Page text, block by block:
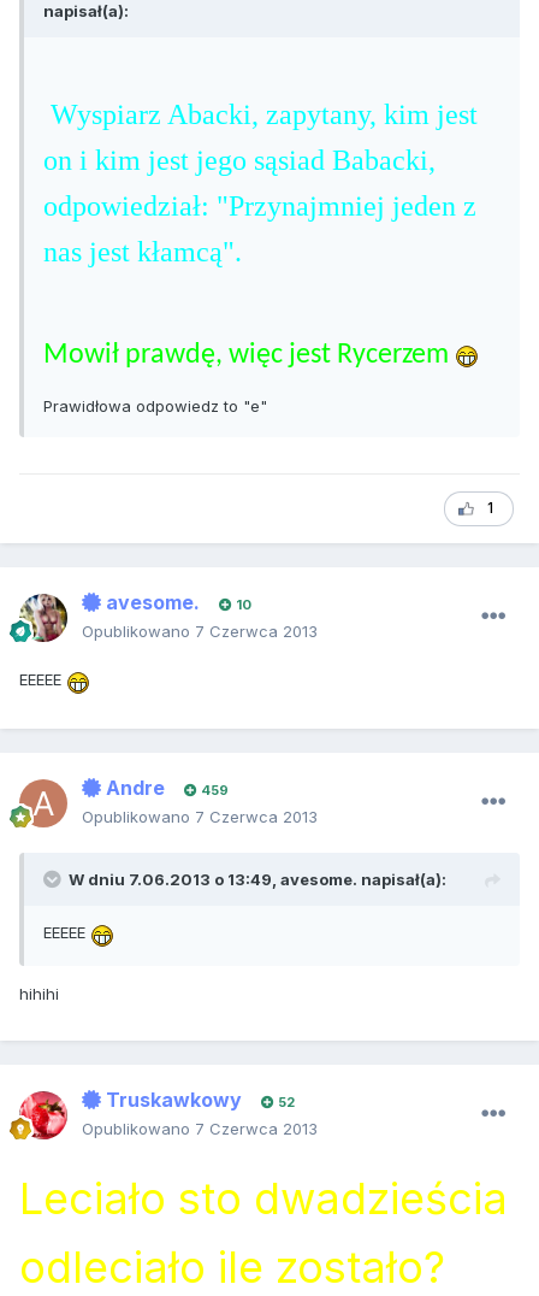
napisał(a):
Wyspiarz Abacki, zapytany, kim jest
on i kim jest jego sąsiad Babacki,
odpowiedział: "Przynajmniej jeden z
nas jest kłamcą".
Mowił prawdę, więc jest Rycerzem
Prawidłowa odpowiedz to "e"
1
avesome. 10
Opublikowano 7 Czerwca 2013
EEEEE
Andre 459
Opublikowano 7 Czerwca 2013
W dniu 7.06.2013 o 13:49, avesome. napisał(a):
EEEEE
hihihi
Truskawkowy 52
Opublikowano 7 Czerwca 2013
Leciało sto dwadzieścia
odleciało ile zostało?